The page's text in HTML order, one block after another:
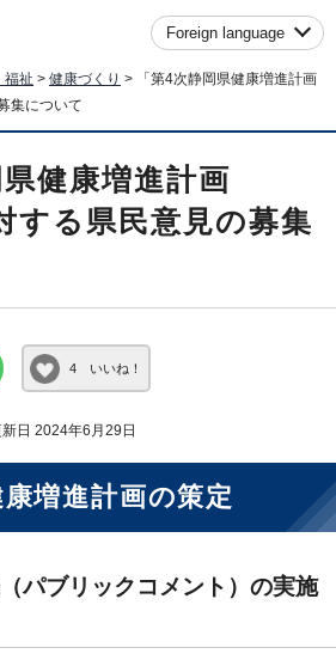
Foreign language
福祉 > 健康づくり > 「第4次静岡県健康増進計画
集について
県健康増進計画
する県民意見の募集
4 いいね！
日 2024年6月29日
増進計画の策定
パブリックコメント）の実施